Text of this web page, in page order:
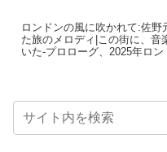
ロンドンの風に吹かれて:佐野
た旅のメロディ|この街に、音
いた-プロローグ、2025年ロン